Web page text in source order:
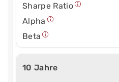
Sharpe Ratio
Alpha
Beta
10 Jahre